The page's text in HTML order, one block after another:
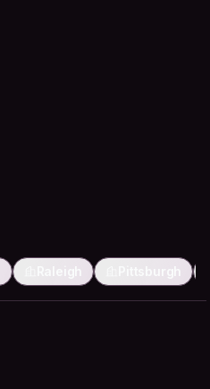
Raleigh Pittsburgh